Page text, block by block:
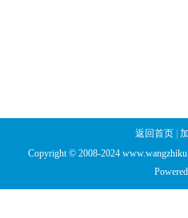
返回首页
Copyright © 2008-2024